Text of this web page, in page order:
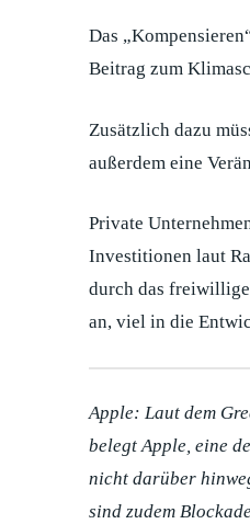
Das
Beitrag zum
Zusätzlich dazu
außerdem eine
Private
Investitionen laut
durch das
an, viel in die
Apple: Laut dem
belegt Apple, eine
nicht darüber
sind zudem